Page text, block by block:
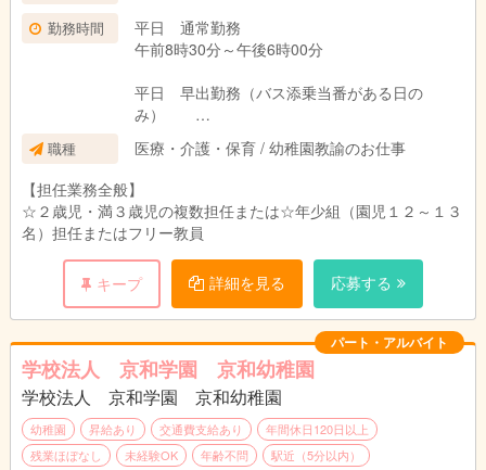
勤務時間
平日 通常勤務
午前8時30分～午後6時00分
平日 早出勤務（バス添乗当番がある日の
み）
午前7時30分～午後6時00分
職種
医療・介護・保育 / 幼稚園教諭のお仕事
【担任業務全般】
☆２歳児・満３歳児の複数担任または☆年少組（園児１２～１３
名）担任またはフリー教員
キープ 詳細を見る 応募する
パート・アルバイト
学校法人 京和学園 京和幼稚園
学校法人 京和学園 京和幼稚園
幼稚園 昇給あり 交通費支給あり
年間休日120日以上
残業ほぼなし
未経験OK 年齢不問 駅近（5分以内）